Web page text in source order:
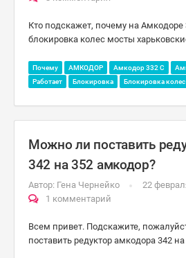
Кто подскажет, почему на Амкодоре
блокировка колес мосты
Почему АМКОДОР Амкодор 332 С
Работает
Блокировка Блокировка колес
Можно ли поставить
342 на 352 амкодор?
Автор: Гена Чернейко
22
1 комментарий
Всем привет. Подскажите,
поставить редуктор амкодора 342